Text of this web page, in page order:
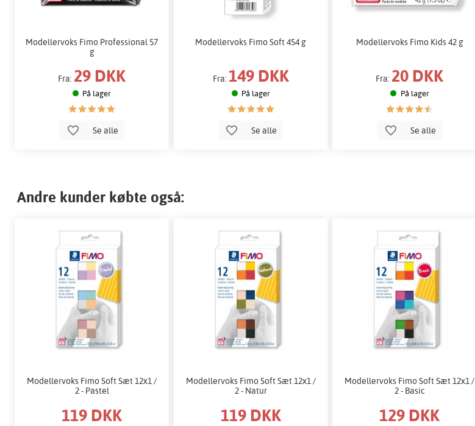
Modellervoks Fimo Professional 57
g
Fra: 29 DKK
På lager
Se alle
Modellervoks Fimo Soft 454 g
Fra: 149 DKK
På lager
Se alle
Modellervoks Fimo Kids 42 g
Fra: 20 DKK
På lager
Se alle
Andre kunder købte også:
Modellervoks Fimo Soft Sæt 12x1 /
2 - Pastel
119 DKK
Modellervoks Fimo Soft Sæt 12x1 /
2 - Natur
119 DKK
Modellervoks Fimo Soft Sæt 12x1 /
2 - Basic
129 DKK